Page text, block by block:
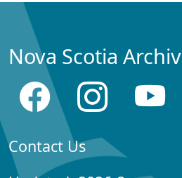
Nova Scotia
Contact Us